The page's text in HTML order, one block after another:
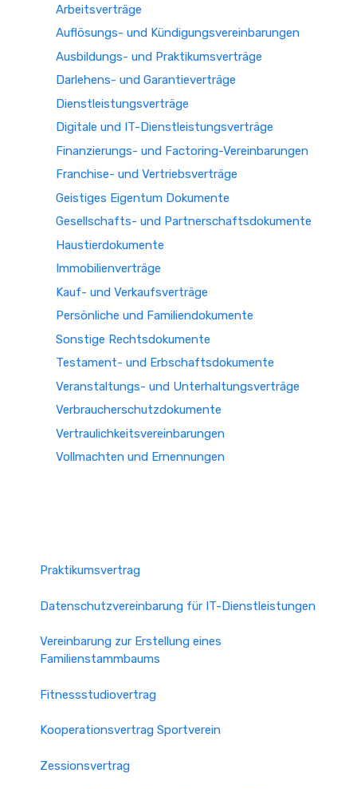
Arbeitsverträge
Auflösungs- und Kündigungsvereinbarungen
Ausbildungs- und Praktikumsverträge
Darlehens- und Garantieverträge
Dienstleistungsverträge
Digitale und IT-Dienstleistungsverträge
Finanzierungs- und Factoring-Vereinbarungen
Franchise- und Vertriebsverträge
Geistiges Eigentum Dokumente
Gesellschafts- und Partnerschaftsdokumente
Haustierdokumente
Immobilienverträge
Kauf- und Verkaufsverträge
Persönliche und Familiendokumente
Sonstige Rechtsdokumente
Testament- und Erbschaftsdokumente
Veranstaltungs- und Unterhaltungsverträge
Verbraucherschutzdokumente
Vertraulichkeitsvereinbarungen
Vollmachten und Ernennungen
Praktikumsvertrag
Datenschutzvereinbarung für IT-Dienstleistungen
Vereinbarung zur Erstellung eines
Familienstammbaums
Fitnessstudiovertrag
Kooperationsvertrag Sportverein
Zessionsvertrag